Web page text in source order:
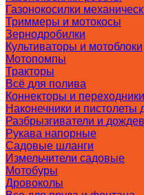
Газонокосилки
Триммеры и мотокосы
Зернодробилки
Культиваторы и мотоблоки
Мотопомпы
Тракторы
Всё для полива
Коннекторы и
Наконечники и пистолеты
Разбрызгиватели и
Рукава напорные
Садовые шланги
Измельчители садовые
Мотобуры
Дровоколы